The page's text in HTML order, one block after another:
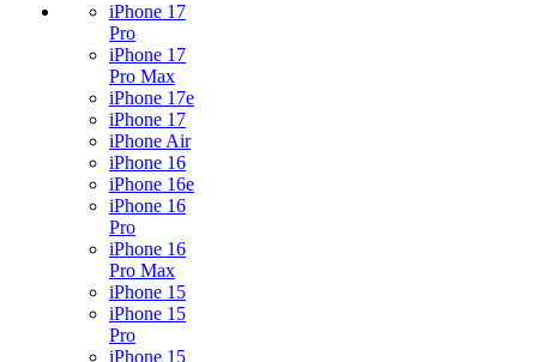
iPhone 17
Pro
iPhone 17
Pro Max
iPhone 17e
iPhone 17
iPhone Air
iPhone 16
iPhone 16e
iPhone 16
Pro
iPhone 16
Pro Max
iPhone 15
iPhone 15
Pro
iPhone 15